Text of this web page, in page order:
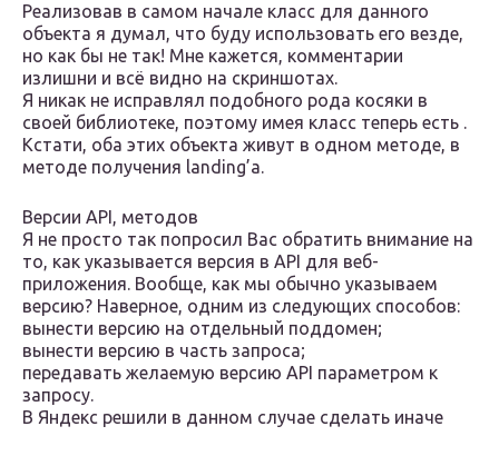
Реализовав в самом начале класс для данного
объекта я думал, что буду использовать его везде,
но как бы не так! Мне кажется, комментарии
излишни и всё видно на скриншотах.
Я никак не исправлял подобного рода косяки в
своей библиотеке, поэтому имея класс теперь есть .
Кстати, оба этих объекта живут в одном методе, в
методе получения landing’a.
Версии API, методов
Я не просто так попросил Вас обратить внимание на
то, как указывается версия в API для веб-
приложения. Вообще, как мы обычно указываем
версию? Наверное, одним из следующих способов:
вынести версию на отдельный поддомен;
вынести версию в часть запроса;
передавать желаемую версию API параметром к
запросу.
В Яндекс решили в данном случае сделать иначе